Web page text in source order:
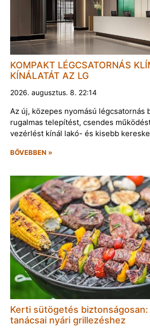
KOMPAKT LÉGCSATORNÁS
KÍNÁLATÁT AZ LG
2026. augusztus. 8. 22:14
Az új, közepes nyomású légcsatornás
rugalmas telepítést, csendes
vezérlést kínál lakó- és kisebb
BŐVEBBEN »
Kerti sütögetés biztonságosan:
tanácsai nyári grillezéshez